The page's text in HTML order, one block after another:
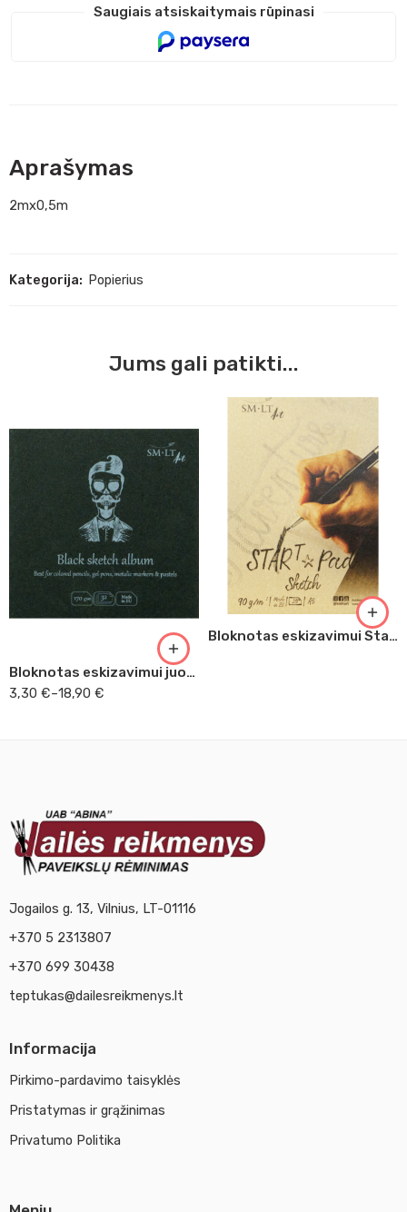
Saugiais atsiskaitymais rūpinasi
Aprašymas
2mx0,5m
Kategorija: Popierius
Jums gali patikti...
Bloknotas eskizavimui juodu popieriumi
3,30 €–18,90 €
9 x 9
Bloknotas eskizavimui Start
Jogailos g. 13, Vilnius, LT-01116
+370 5 2313807
+370 699 30438
teptukas@dailesreikmenys.lt
Informacija
Pirkimo-pardavimo taisyklės
Pristatymas ir grąžinimas
Privatumo Politika